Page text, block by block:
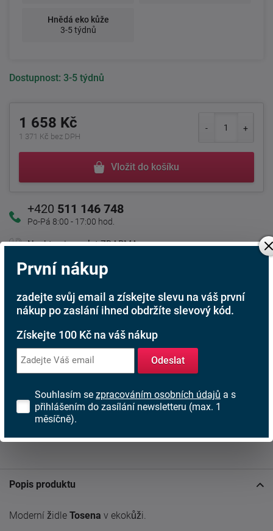
Hnědá eko kůže
3-5 týdnů
Dostupnost: 3-5 týdnů
1 658 Kč
1 371 Kč bez DPH
Vložit do košíku
+420 511 146 748
Po-Pá 8:00 - 17:00 hod.
Nechte si zavolat ZDARMA
Kamenná prodejna
Jsme tu pro Vás
Doprava ZDARMA
Při nákupu nad 6 000 Kč
Rádi poradíme s výběrem
Najděte vhodnou matraci
Rodinná firma
S tradicí od roku 1991
Popis produktu
Moderní židle Tosena v ekokůži.
První nákup
zadejte svůj email a získejte slevu na váš první
nákup po zaslání ihned obdržíte slevový kód.
Získejte 100 Kč na váš nákup
Odeslat
Souhlasím se zpracováním osobních údajů a s
přihlášením do zasílání newsletteru (max. 1
měsíčně).